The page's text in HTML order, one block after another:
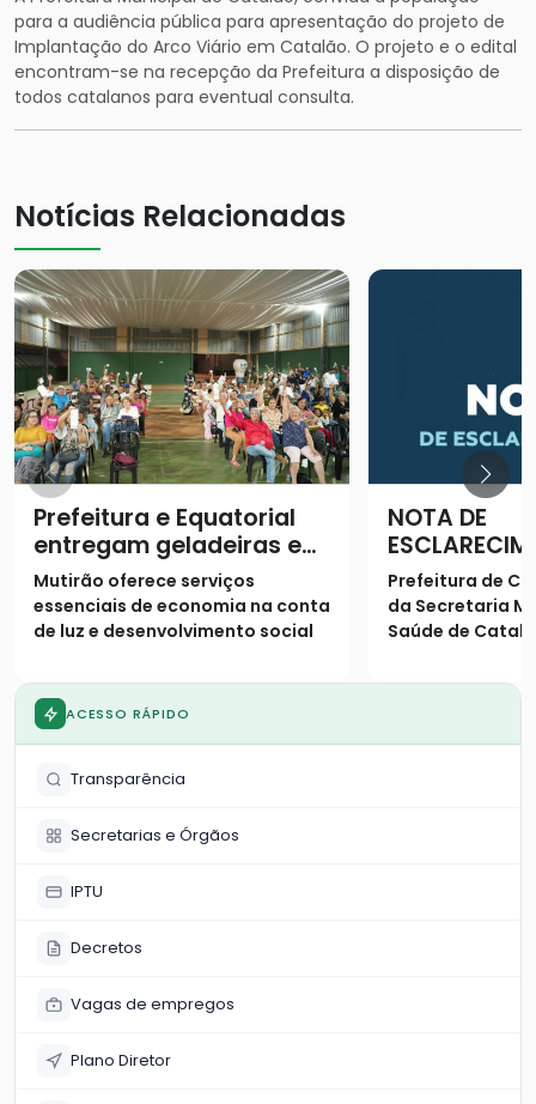
para a audiência pública para apresentação do projeto de
Implantação do Arco Viário em Catalão. O projeto e o edital
encontram-se na recepção da Prefeitura a disposição de
todos catalanos para eventual consulta.
Notícias Relacionadas
Prefeitura e Equatorial
entregam geladeiras e
prestam serviços à
população
Mutirão oferece serviços
essenciais de economia na conta
de luz e desenvolvimento social
NOTA DE
Prefeitura de
da Secretaria
Saúde de
população
ACESSO RÁPIDO
Transparência
Secretarias e Órgãos
IPTU
Decretos
Vagas de empregos
Plano Diretor